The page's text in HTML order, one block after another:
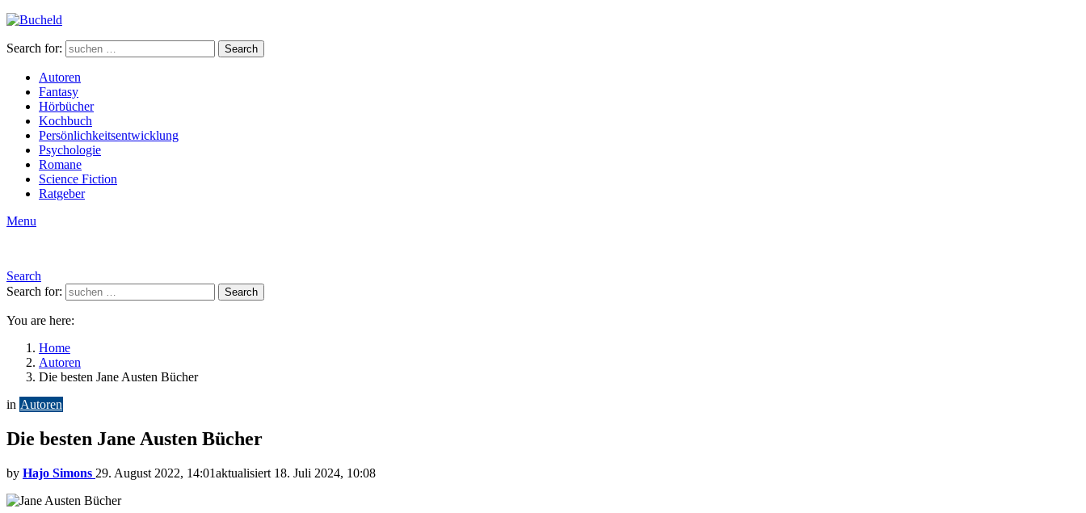
Search for: Search
Autoren
Fantasy
Hörbücher
Kochbuch
Persönlichkeitsentwicklung
Psychologie
Romane
Science Fiction
Ratgeber
Menu
Search
Search for:
Search
You are here:
Home
Autoren
Die besten Jane Austen Bücher
in Autoren
Die besten Jane Austen Bücher
by Hajo Simons 29. August 2022, 14:01aktualisiert 18. Juli 2024, 10:08